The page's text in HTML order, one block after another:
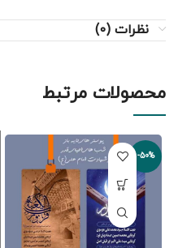
نظرات (0)
محصولات مرتبط
-50%